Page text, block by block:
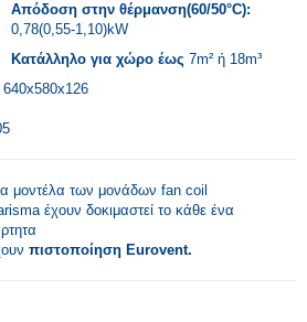
Απόδοση στην θέρμανση(60/50°C):
0,78(0,55-1,10)kW
Κατάλληλο για χώρο έως 7m² ή 18m³
640x580x126
μοντέλα των μονάδων fan coil
έχουν δοκιμαστεί το κάθε ένα
πιστοποίηση Eurovent.